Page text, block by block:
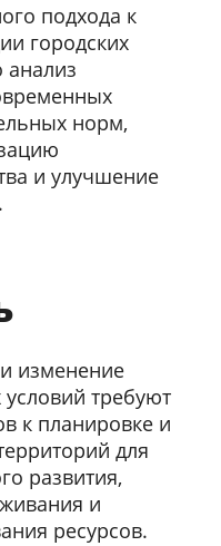
подхода к
городских
норм,
и улучшение
изменение
требуют
к планировке и
для
развития,
и
ресурсов.